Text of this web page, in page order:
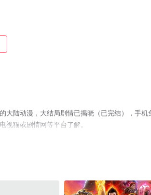
大陆动漫，大结局剧情已揭晓（已完结），手机
视猫或剧情网等平台了解。